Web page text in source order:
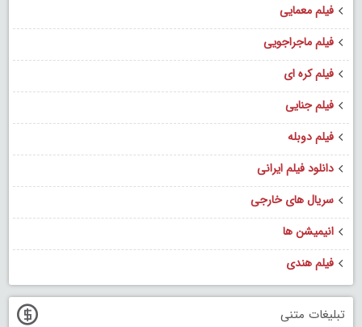
فیلم معمایی
فیلم ماجراجویی
فیلم کره ای
فیلم جنایی
فیلم دوبله
دانلود فیلم ایرانی
سریال های خارجی
انیمیشن ها
فیلم هندی
تبلیغات متنی